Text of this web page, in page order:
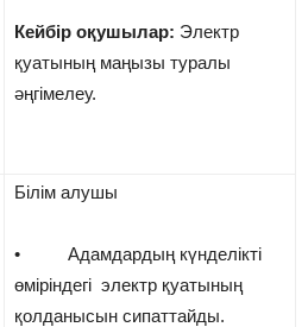
Кейбір оқушылар: Электр
қуатының маңызы туралы
әңгімелеу.
Білім алушы
• Адамдардың күнделікті
өміріндегі электр қуатының
қолданысын сипаттайды.